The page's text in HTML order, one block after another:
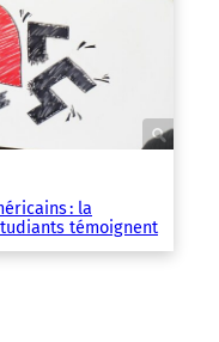
: la
témoignent